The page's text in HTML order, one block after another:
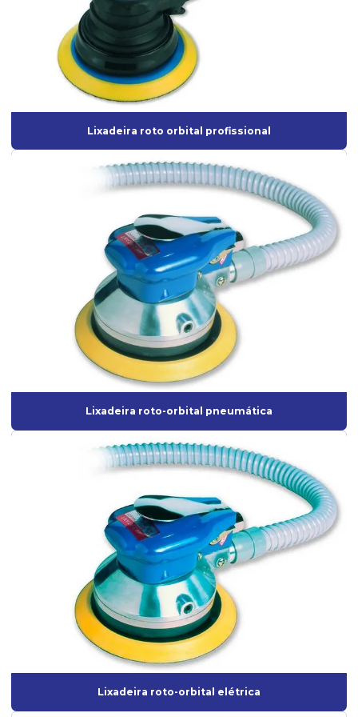
Filtro lubrificante para compressor
Filtro regulador e lubrificador
Filtro regulador e lubrificador de ar
Interface para Roquite
Lixadeira orbital para pintura
Lixadeira Pneumática
Lixadeira pneumática para pintura
Lixadeira roto-orbital
Lixadeira roto-orbital elétrica
Lixadeira roto-orbital pneumática
Lixadeira roto orbital profissional
Mangueira de Borracha para ar Comprimido
Mangueira industrial para ar comprimido
Misturador elétrico para tinta
Onde comprar aerógrafo para maquiagem
Pistola para aplicação de textura
Pistola para emborrachamento
Pistola de pintura de alta pressão
Pistola de pintura de ar direto
Pistola de pintura ar direto profissional
Lixadeira roto orbital profissional
Lixadeira roto-orbital pneumática
Lixadeira roto-orbital elétrica